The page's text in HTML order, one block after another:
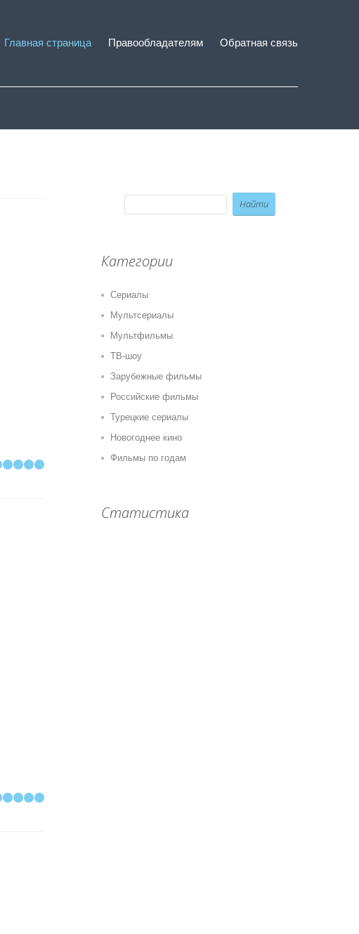
Главная страница Правообладателям Обратная связь
Категории
Сериалы
Мультсериалы
Мультфильмы
ТВ-шоу
Зарубежные фильмы
Российские фильмы
Турецкие сериалы
Новогоднее кино
Фильмы по годам
Статистика